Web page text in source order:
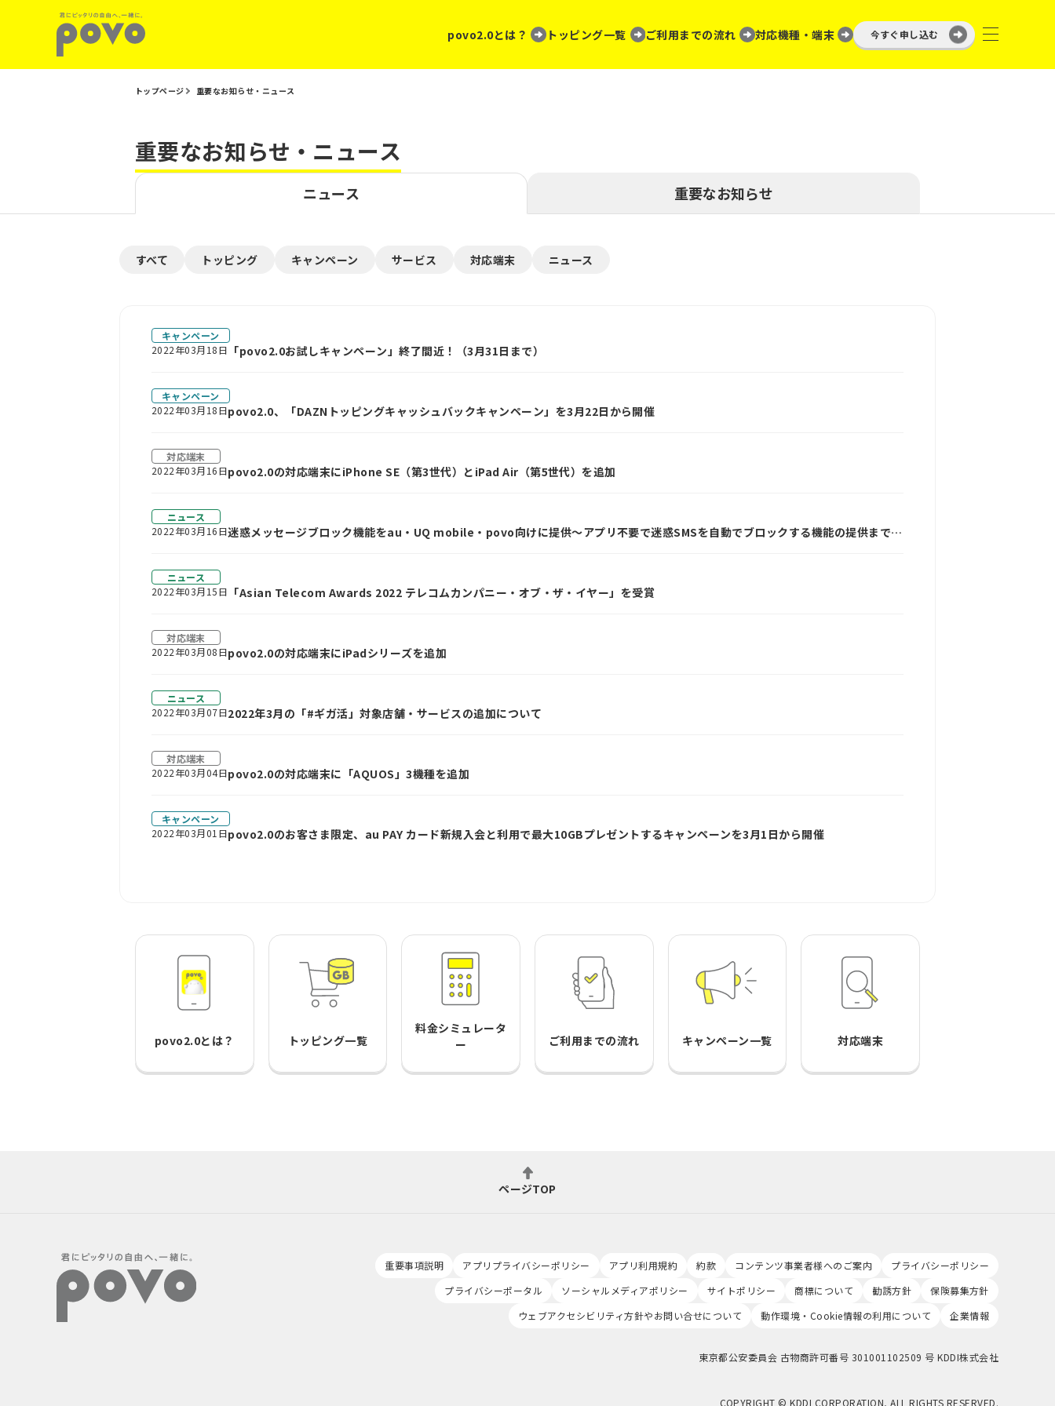
povo2.0とは？ トッピング一覧 ご利用までの流れ 対応機種・端末 今すぐ申し込む
トップページ 重要なお知らせ・ニュース
重要なお知らせ・ニュース
ニュース 重要なお知らせ
すべて トッピング キャンペーン サービス 対応端末 ニュース
キャンペーン
2022年03月18日 「povo2.0お試しキャンペーン」終了間近！（3月31日まで）
キャンペーン
2022年03月18日povo2.0、「DAZNトッピングキャッシュバックキャンペーン」を3月22日から開催
対応端末
2022年03月16日povo2.0の対応端末にiPhone SE（第3世代）とiPad Air（第5世代）を追加
ニュース
2022年03月16日迷惑メッセージブロック機能をau・UQ mobile・povo向けに提供～アプリ不要で迷惑SMSを自動でブロックする機能の提供まで無
ニュース
2022年03月15日 「Asian Telecom Awards 2022 テレコムカンパニー・オブ・ザ・イヤー」を受賞
対応端末
2022年03月08日povo2.0の対応端末にiPadシリーズを追加
ニュース
2022年03月07日2022年3月の「#ギガ活」対象店舗・サービスの追加について
対応端末
2022年03月04日povo2.0の対応端末に「AQUOS」3機種を追加
キャンペーン
2022年03月01日povo2.0のお客さま限定、au PAY カード新規入会と利用で最大10GBプレゼントするキャンペーンを3月1日から開催
povo2.0とは？ トッピング一覧
料金シミュレータ
ー
ご利用までの流れ キャンペーン一覧 対応端末
ページTOP
重要事項説明 アプリプライバシーポリシー アプリ利用規約 約款 コンテンツ事業者様へのご案内
プライバシーポリシー
プライバシーポータル
ソーシャルメディアポリシー サイトポリシー 商標について 勧誘方針
保険募集方針
ウェブアクセシビリティ方針やお問い合せについて
動作環境・Cookie情報の利用について 企業情報
東京都公安委員会 古物商許可番号 301001102509 号 KDDI株式会社
COPYRIGHT © KDDI CORPORATION, ALL RIGHTS RESERVED.